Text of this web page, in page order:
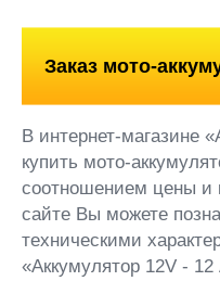
Заказ мото-
В интернет-магазине
купить мото-
соотношением цены и
сайте Вы можете
техническими
«Аккумулятор 12V -